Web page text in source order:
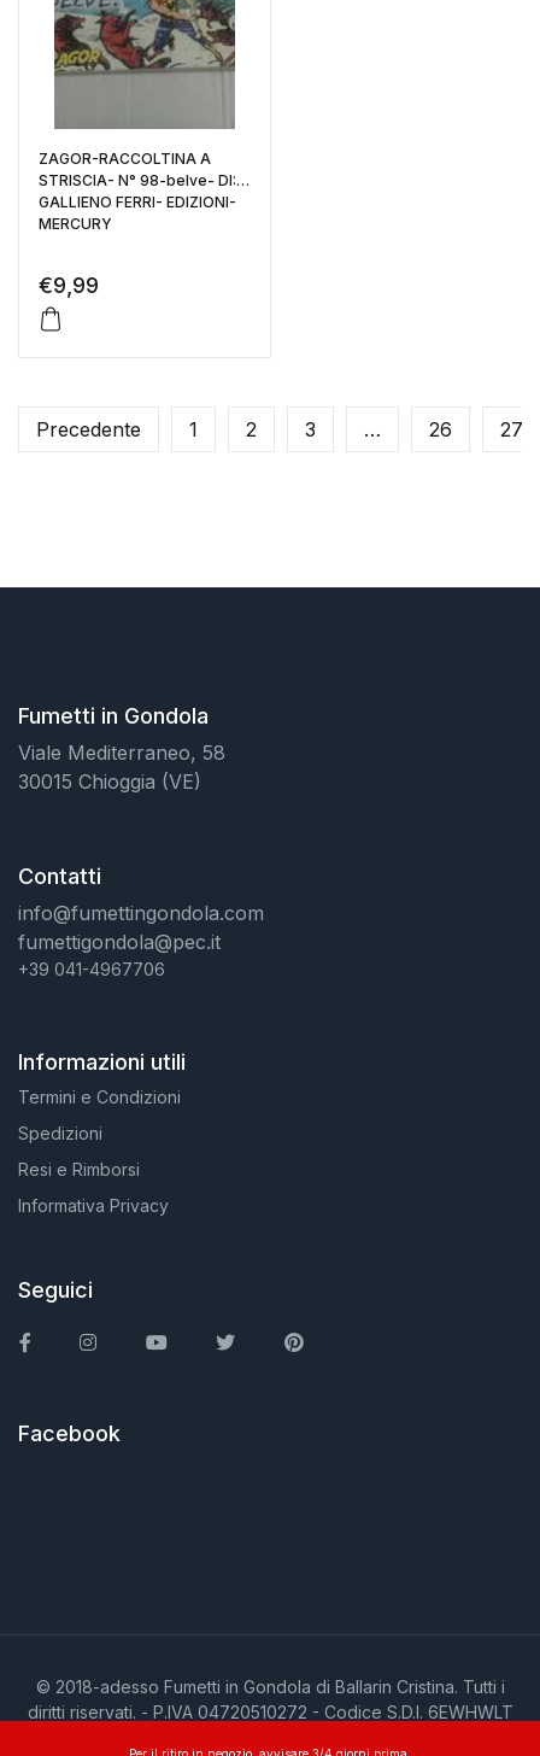
ZAGOR-RACCOLTINA A
STRISCIA- N° 98-belve- DI:
GALLIENO FERRI- EDIZIONI-
MERCURY
€9,99
Precedente 1 2 3 … 26 27
Fumetti in Gondola
Viale Mediterraneo, 58
30015 Chioggia (VE)
Contatti
info@fumettingondola.com
fumettigondola@pec.it
+39 041-4967706
Informazioni utili
Termini e Condizioni
Spedizioni
Resi e Rimborsi
Informativa Privacy
Seguici
FacebookInstagramYou TubeTwitter Pinterest
Facebook
© 2018-adesso Fumetti in Gondola di Ballarin Cristina. Tutti i
diritti riservati. - P.IVA 04720510272 - Codice S.D.I. 6EWHWLT